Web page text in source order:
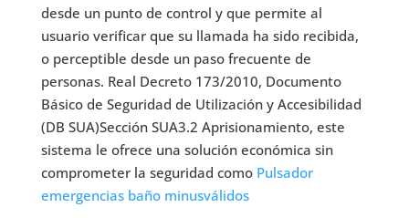
desde un punto de control y que permite al
usuario verificar que su llamada ha sido recibida,
o perceptible desde un paso frecuente de
personas. Real Decreto 173/2010, Documento
Básico de Seguridad de Utilización y Accesibilidad
(DB SUA)Sección SUA3.2 Aprisionamiento, este
sistema le ofrece una solución económica sin
comprometer la seguridad como Pulsador
emergencias baño minusválidos